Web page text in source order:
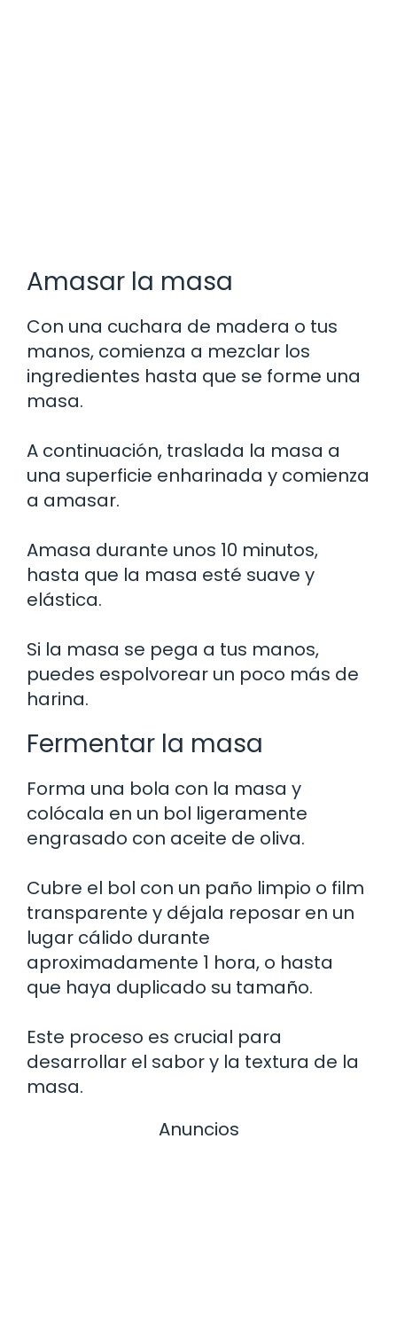
Amasar la masa
Con una cuchara de madera o tus
manos, comienza a mezclar los
ingredientes hasta que se forme una
masa.
A continuación, traslada la masa a
una superficie enharinada y comienza
a amasar.
Amasa durante unos 10 minutos,
hasta que la masa esté suave y
elástica.
Si la masa se pega a tus manos,
puedes espolvorear un poco más de
harina.
Fermentar la masa
Forma una bola con la masa y
colócala en un bol ligeramente
engrasado con aceite de oliva.
Cubre el bol con un paño limpio o film
transparente y déjala reposar en un
lugar cálido durante
aproximadamente 1 hora, o hasta
que haya duplicado su tamaño.
Este proceso es crucial para
desarrollar el sabor y la textura de la
masa.
Anuncios